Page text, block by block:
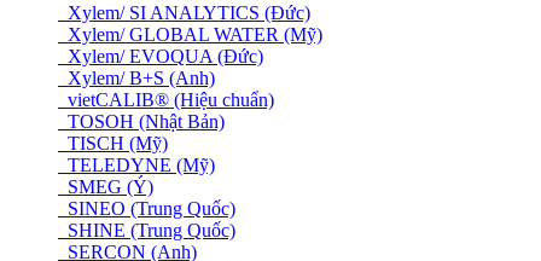
Xylem/ SI ANALYTICS (Đức)
Xylem/ GLOBAL WATER (Mỹ)
Xylem/ EVOQUA (Đức)
Xylem/ B+S (Anh)
vietCALIB® (Hiệu chuẩn)
TOSOH (Nhật Bản)
TISCH (Mỹ)
TELEDYNE (Mỹ)
SMEG (Ý)
SINEO (Trung Quốc)
SHINE (Trung Quốc)
SERCON (Anh)